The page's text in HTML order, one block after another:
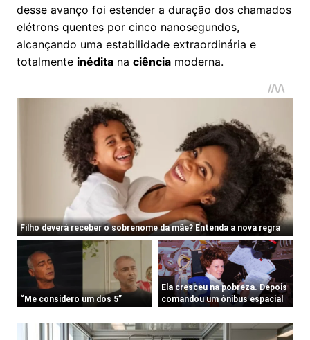
desse avanço foi estender a duração dos chamados
elétrons quentes por cinco nanosegundos,
alcançando uma estabilidade extraordinária e
totalmente inédita na ciência moderna.